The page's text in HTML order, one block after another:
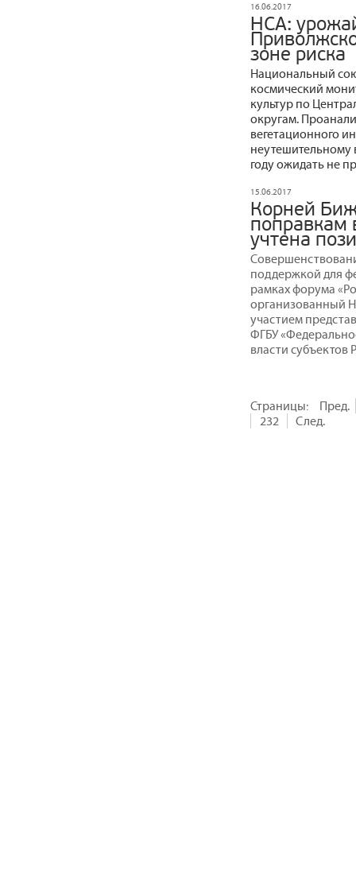
16.06.2017
НСА:
зоне риска
Национальный
космический
культур по
округам.
вегетационного
неутешительному
году ожидать не
15.06.2017
Корней
поправкам
учтена
поддержкой для
рамках форума
организованный
участием
ФГБУ
власти
Страницы:
Пред.
232
След.